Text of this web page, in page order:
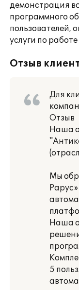
демонстрация
программного
пользователей,
услуги по
Отзыв
Для
Отзыв
Наша
Мы
Наша
5